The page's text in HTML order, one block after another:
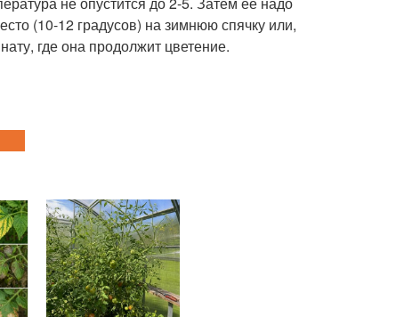
(10-12 градусов) на зимнюю спячку или,
где она продолжит цветение.